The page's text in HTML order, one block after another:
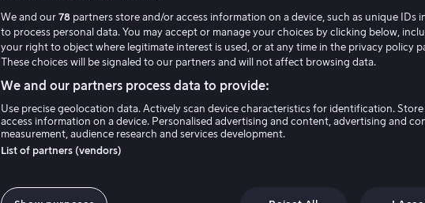
We and our 78 partners store and/or access information on a device, such as unique IDs
to process personal data. You may accept or manage your choices by clicking below,
your right to object where legitimate interest is used, or at any time in the privacy policy
These choices will be signaled to our partners and will not affect browsing data.
We and our partners process data to provide:
Use precise geolocation data. Actively scan device characteristics for identification.
access information on a device. Personalised advertising and content, advertising and
measurement, audience research and services development.
List of partners (vendors)